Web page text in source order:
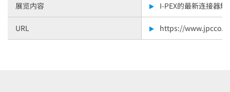
展览内容 I-PEX的最新连接器解
URL https://